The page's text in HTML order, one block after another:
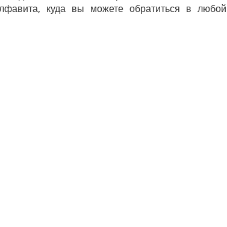
куда вы можете обратиться в любой